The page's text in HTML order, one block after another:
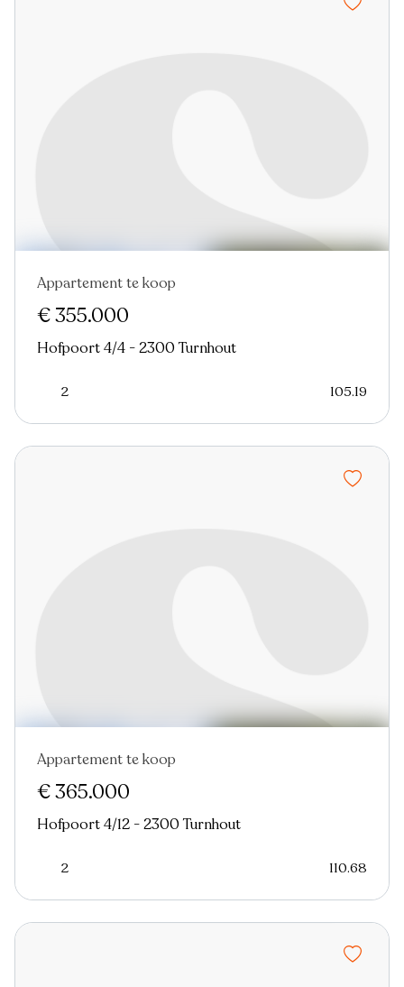
Nieuw
Appartement te koop
€ 355.000
Hofpoort 4/4 - 2300 Turnhout
2 105.19
Nieuw
Appartement te koop
€ 365.000
Hofpoort 4/12 - 2300 Turnhout
2 110.68